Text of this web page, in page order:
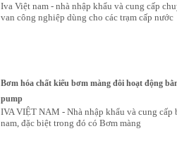
Iva Việt nam - nhà nhập khẩu và cung cấp
van công nghiệp dùng cho các trạm cấp nước
Bơm hóa chất kiểu bơm màng đôi hoạt động
pump
IVA VIỆT NAM - Nhà nhập khẩu và cung
nam, đặc biệt trong đó có Bơm màng